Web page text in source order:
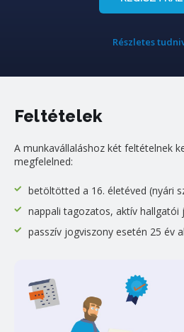
Részletes
Feltételek
A munkavállaláshoz két feltételnek
megfelelned:
betöltötted a 16. életéved (nyári
nappali tagozatos, aktív hallgatói
passzív jogviszony esetén 25 év